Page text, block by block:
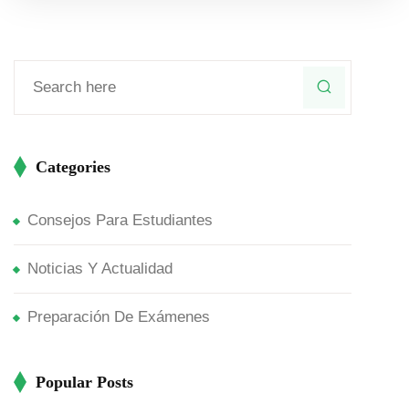
Categories
Consejos Para Estudiantes
Noticias Y Actualidad
Preparación De Exámenes
Popular Posts